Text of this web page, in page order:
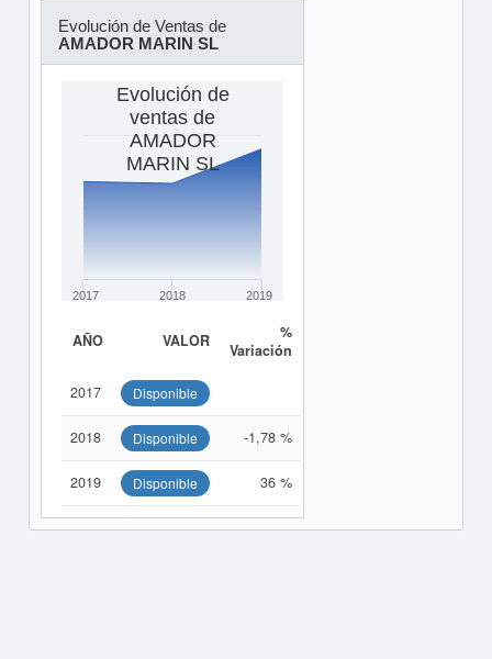
Evolución de Ventas de
AMADOR MARIN SL
Evolución de
ventas de
AMADOR
MARIN SL
2017 2018 2019
AÑO VALOR
%
Variación
2017 Disponible
2018 Disponible -1,78 %
2019 Disponible 36 %